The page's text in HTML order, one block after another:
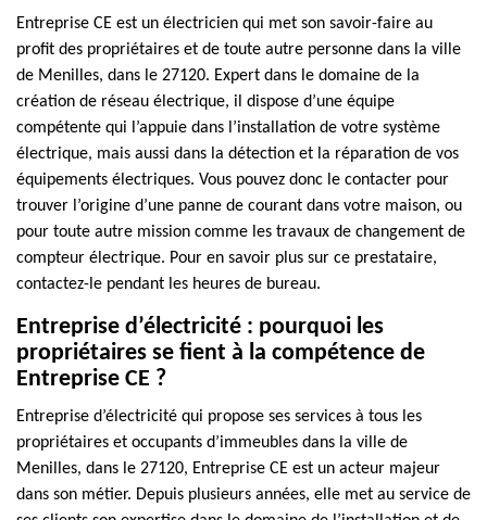
Entreprise CE est un électricien qui met son savoir-faire au
profit des propriétaires et de toute autre personne dans la ville
de Menilles, dans le 27120. Expert dans le domaine de la
création de réseau électrique, il dispose d’une équipe
compétente qui l’appuie dans l’installation de votre système
électrique, mais aussi dans la détection et la réparation de vos
équipements électriques. Vous pouvez donc le contacter pour
trouver l’origine d’une panne de courant dans votre maison, ou
pour toute autre mission comme les travaux de changement de
compteur électrique. Pour en savoir plus sur ce prestataire,
contactez-le pendant les heures de bureau.
Entreprise d’électricité : pourquoi les
propriétaires se fient à la compétence de
Entreprise CE ?
Entreprise d’électricité qui propose ses services à tous les
propriétaires et occupants d’immeubles dans la ville de
Menilles, dans le 27120, Entreprise CE est un acteur majeur
dans son métier. Depuis plusieurs années, elle met au service de